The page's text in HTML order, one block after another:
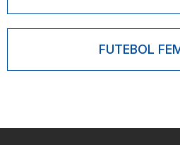
FUTEBOL